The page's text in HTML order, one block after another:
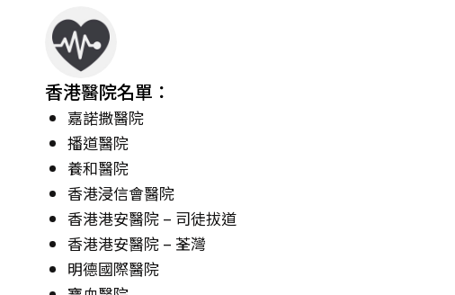
香港醫院名單：
嘉諾撒醫院
播道醫院
養和醫院
香港浸信會醫院
香港港安醫院 – 司徒拔道
香港港安醫院 – 荃灣
明德國際醫院